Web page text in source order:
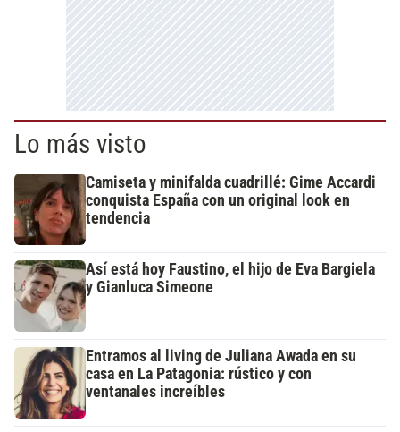
Lo más visto
Camiseta y minifalda cuadrillé: Gime Accardi
conquista España con un original look en
tendencia
Así está hoy Faustino, el hijo de Eva Bargiela
y Gianluca Simeone
Entramos al living de Juliana Awada en su
casa en La Patagonia: rústico y con
ventanales increíbles